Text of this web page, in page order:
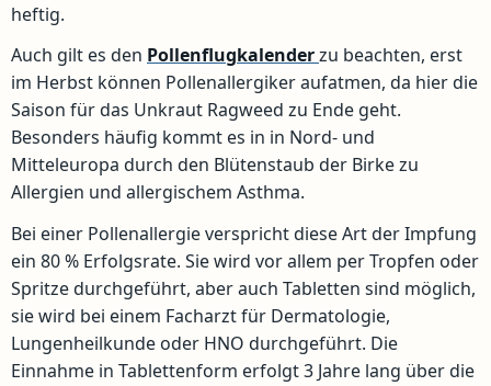
heftig.
Auch gilt es den Pollenflugkalenderzu beachten, erst
im Herbst können Pollenallergiker aufatmen, da hier die
Saison für das Unkraut Ragweed zu Ende geht.
Besonders häufig kommt es in in Nord- und
Mitteleuropa durch den Blütenstaub der Birke zu
Allergien und allergischem Asthma.
Bei einer Pollenallergie verspricht diese Art der Impfung
ein 80 % Erfolgsrate. Sie wird vor allem per Tropfen oder
Spritze durchgeführt, aber auch Tabletten sind möglich,
sie wird bei einem Facharzt für Dermatologie,
Lungenheilkunde oder HNO durchgeführt. Die
Einnahme in Tablettenform erfolgt 3 Jahre lang über die